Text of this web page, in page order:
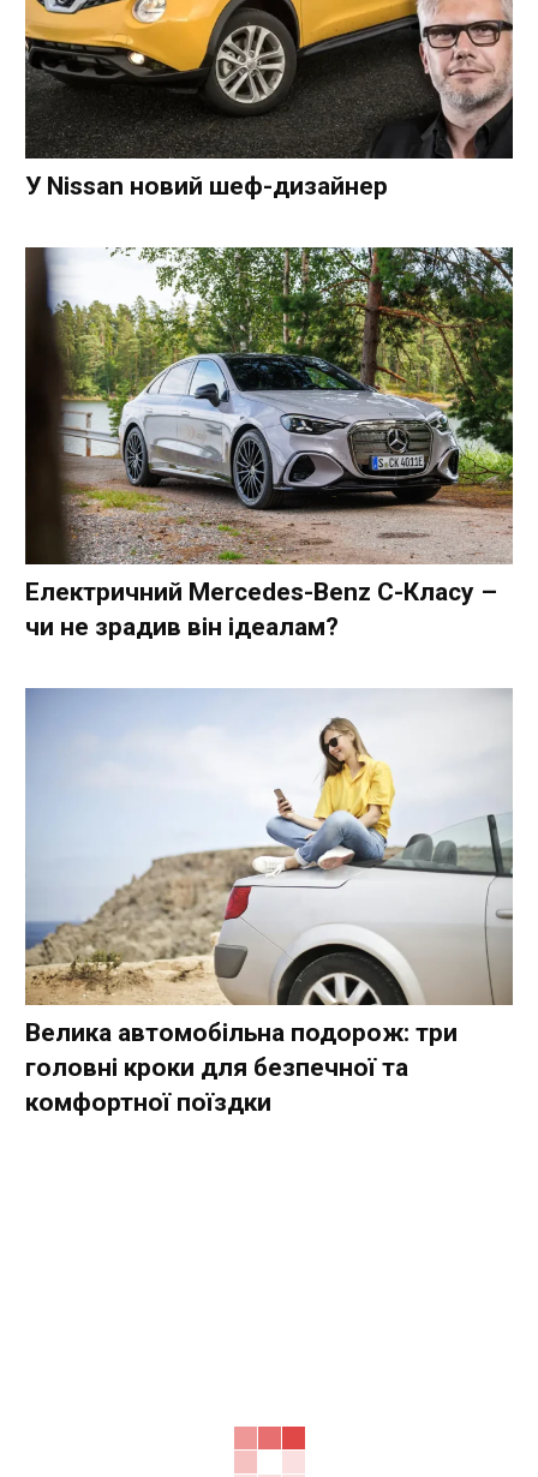
У Nissan новий шеф-дизайнер
Електричний Mercedes-Benz C-Класу –
чи не зрадив він ідеалам?
Велика автомобільна подорож: три
головні кроки для безпечної та
комфортної поїздки